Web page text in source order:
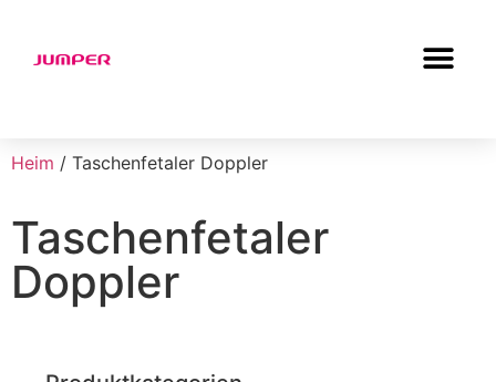
Heim / Taschenfetaler Doppler
Taschenfetaler
Doppler